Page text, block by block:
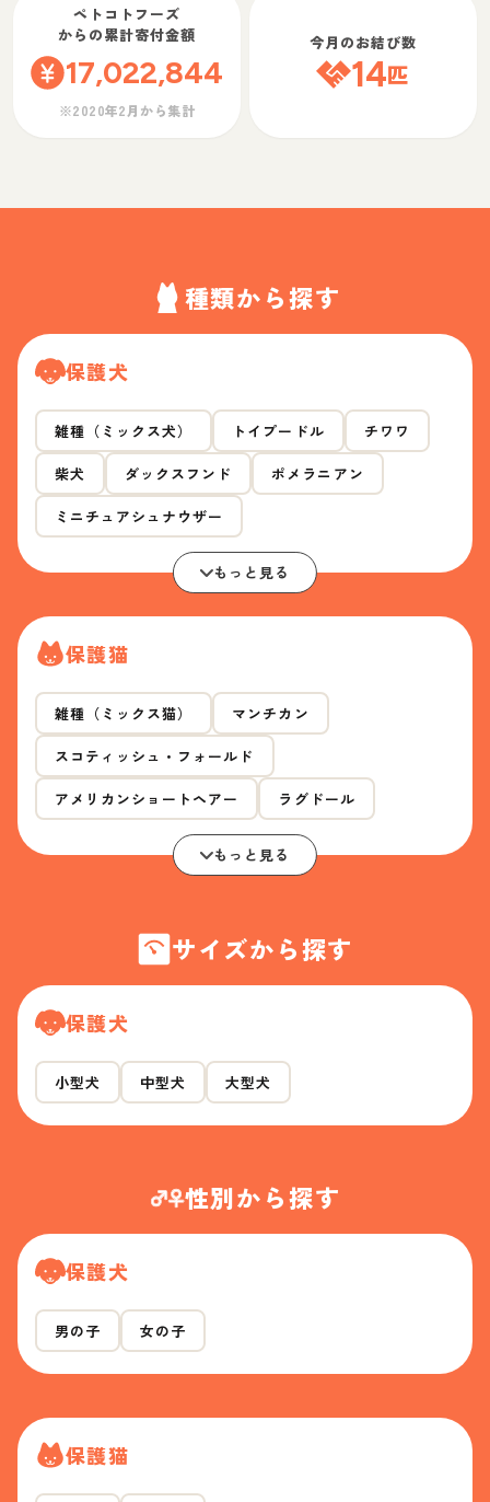
ペトコトフーズ
からの累計寄付金額
17,022,844
※2020年2月から集計
今月のお結び数
14匹
種類から探す
保護犬
雑種（ミックス犬） トイプードル チワワ
柴犬 ダックスフンド ポメラニアン
ミニチュアシュナウザー
もっと見る
保護猫
雑種（ミックス猫） マンチカン
スコティッシュ・フォールド
アメリカンショートヘアー ラグドール
もっと見る
サイズから探す
保護犬
小型犬 中型犬 大型犬
性別から探す
保護犬
男の子 女の子
保護猫